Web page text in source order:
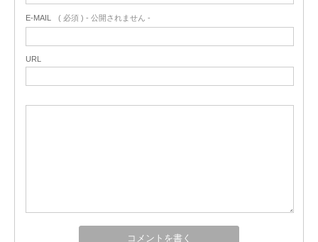
E-MAIL ( 必須 ) - 公開されません -
URL